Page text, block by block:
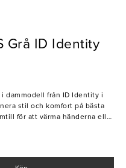
Grå ID Identity
dammodell från ID Identity i
stil och komfort på bästa
för att värma händerna eller
Den höga kragen och